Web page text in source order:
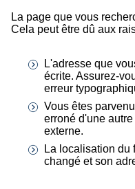
La page que vous
Cela peut être dû aux
L'adresse que
écrite. Assurez-
erreur
Vous êtes
erroné d'une
externe.
La localisation du
changé et son